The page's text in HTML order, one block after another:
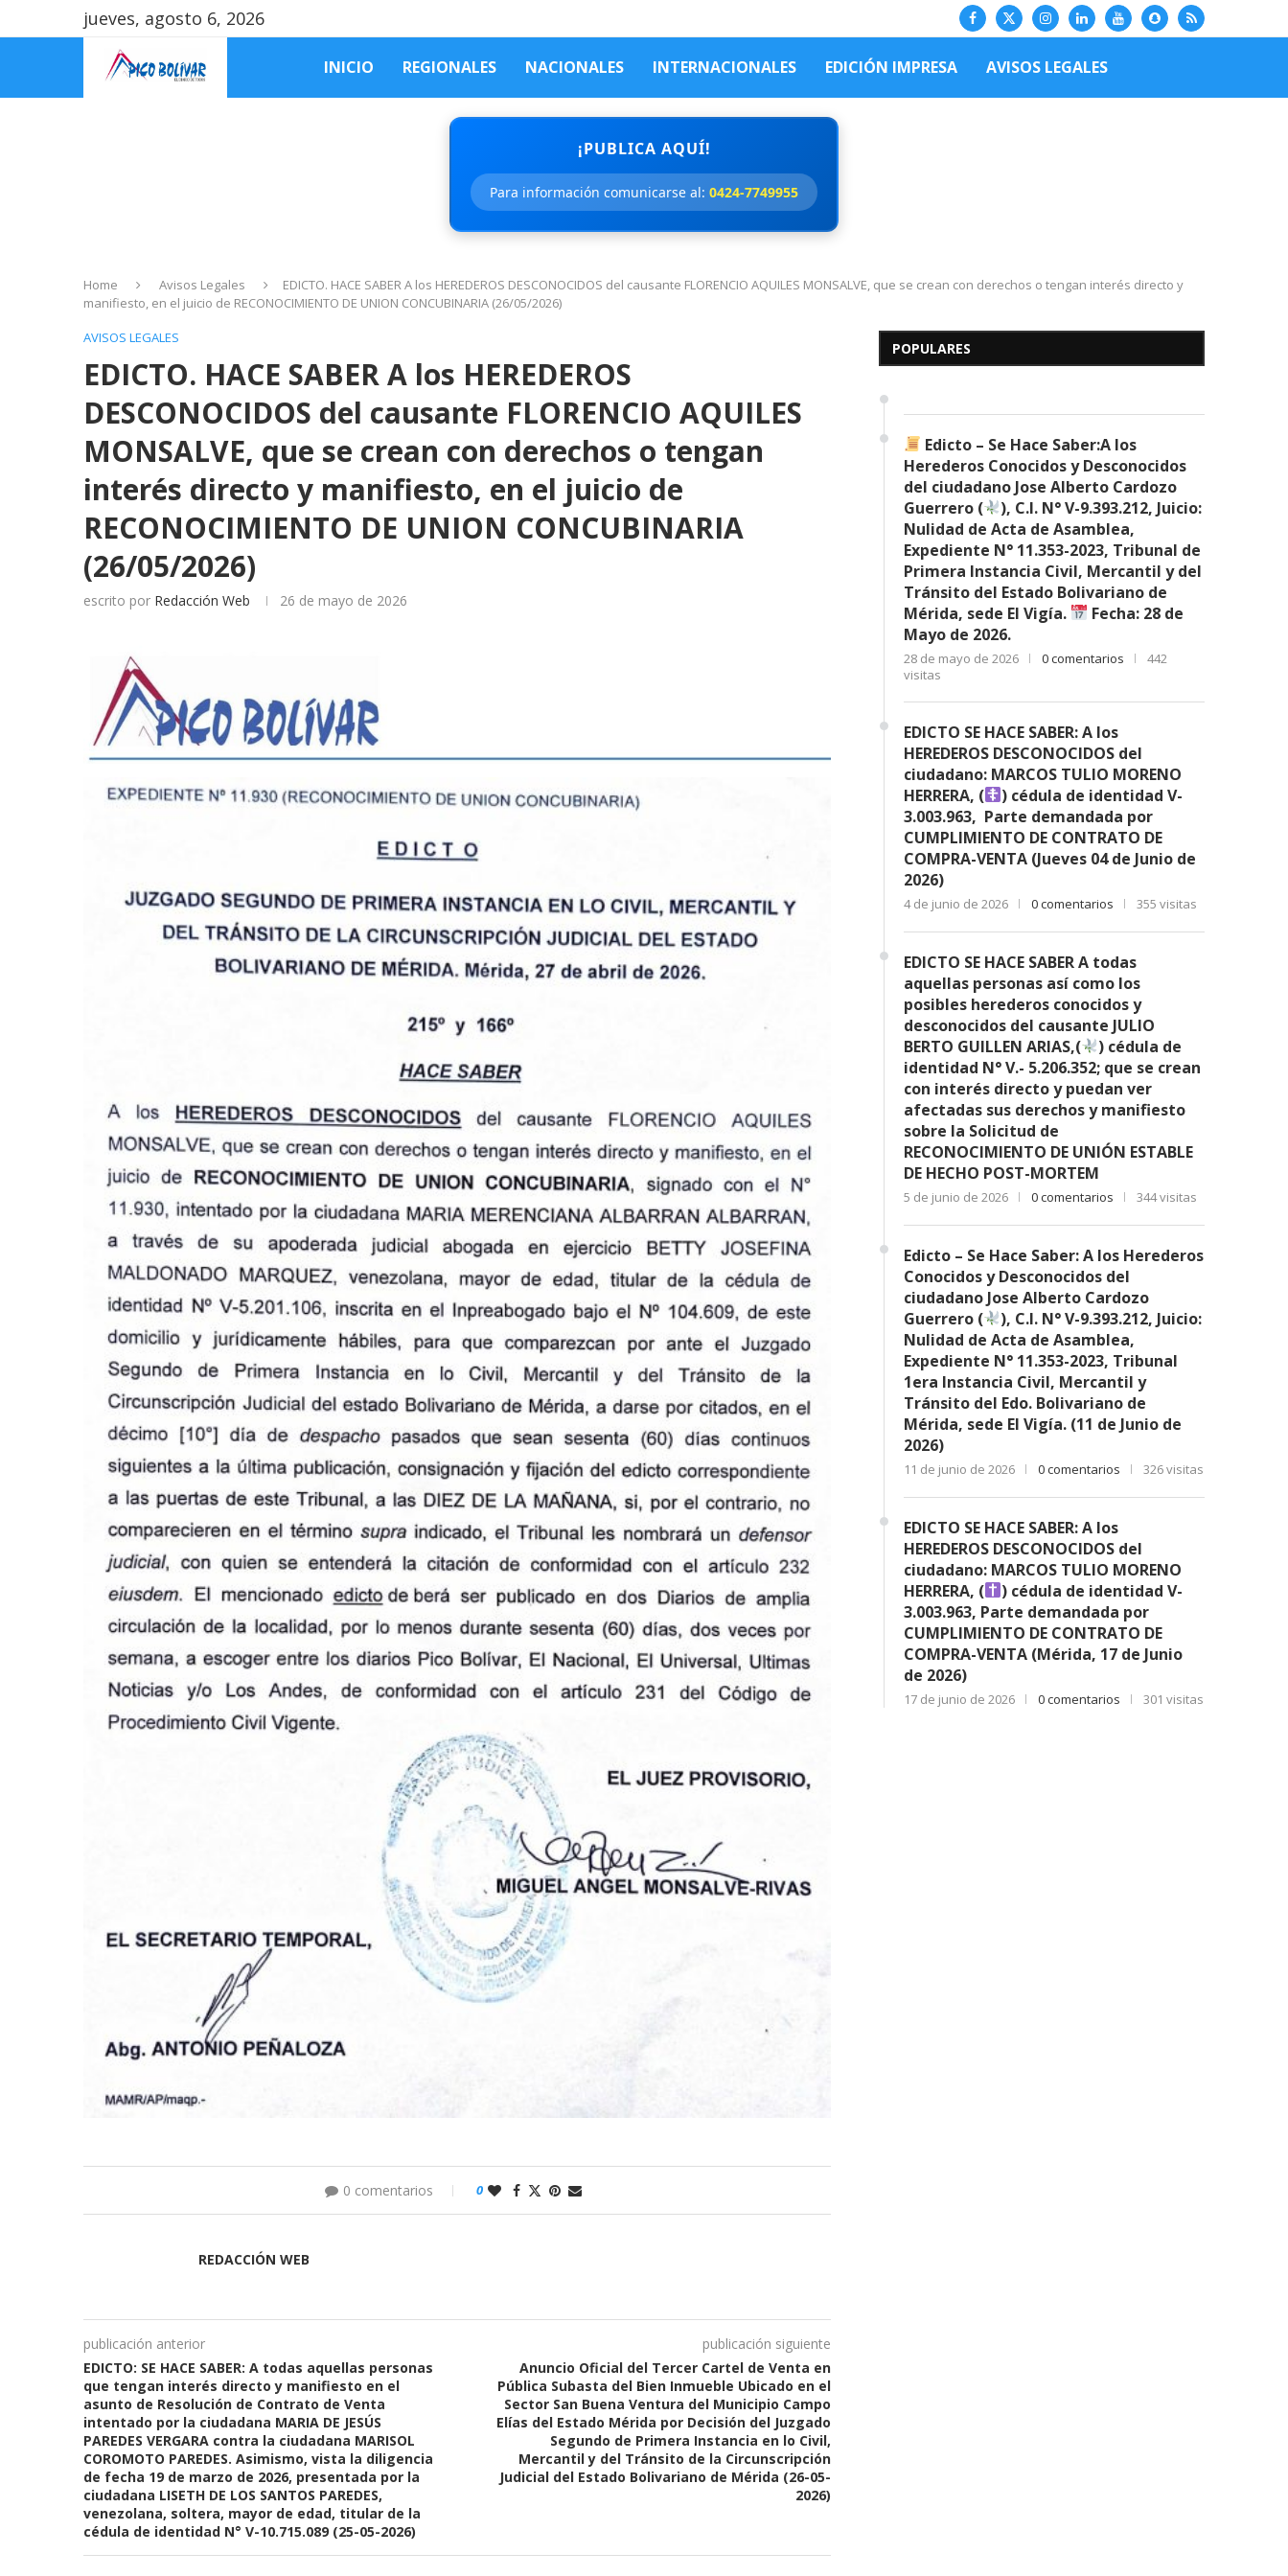
jueves, agosto 6, 2026
INICIO REGIONALES NACIONALES INTERNACIONALES EDICIÓN IMPRESA AVISOS LEGALES
¡PUBLICA AQUÍ!
Para información comunicarse al: 0424-7749955
Home Avisos Legales
EDICTO. HACE SABER A los HEREDEROS DESCONOCIDOS del causante FLORENCIO AQUILES MONSALVE, que se crean con derechos o tengan interés directo y
manifiesto, en el juicio de RECONOCIMIENTO DE UNION CONCUBINARIA (26/05/2026)
AVISOS LEGALES
EDICTO. HACE SABER A los HEREDEROS
DESCONOCIDOS del causante FLORENCIO AQUILES
MONSALVE, que se crean con derechos o tengan
interés directo y manifiesto, en el juicio de
RECONOCIMIENTO DE UNION CONCUBINARIA
(26/05/2026)
escrito por Redacción Web 26 de mayo de 2026
0 comentarios 0
REDACCIÓN WEB
publicación anterior
EDICTO: SE HACE SABER: A todas aquellas personas
que tengan interés directo y manifiesto en el
asunto de Resolución de Contrato de Venta
intentado por la ciudadana MARIA DE JESÚS
PAREDES VERGARA contra la ciudadana MARISOL
COROMOTO PAREDES. Asimismo, vista la diligencia
de fecha 19 de marzo de 2026, presentada por la
ciudadana LISETH DE LOS SANTOS PAREDES,
venezolana, soltera, mayor de edad, titular de la
cédula de identidad N° V-10.715.089 (25-05-2026)
publicación siguiente
Anuncio Oficial del Tercer Cartel de Venta en
Pública Subasta del Bien Inmueble Ubicado en el
Sector San Buena Ventura del Municipio Campo
Elías del Estado Mérida por Decisión del Juzgado
Segundo de Primera Instancia en lo Civil,
Mercantil y del Tránsito de la Circunscripción
Judicial del Estado Bolivariano de Mérida (26-05-
2026)
POPULARES
Edicto – Se Hace Saber: A
Desconocidos del...
7 de mayo de 2026
Edicto – Se Hace Saber:A los
Herederos Conocidos y Desconocidos
del ciudadano Jose Alberto Cardozo
Guerrero (
), C.I. N° V-9.393.212, Juicio:
Nulidad de Acta de Asamblea,
Expediente N° 11.353-2023, Tribunal de
Primera Instancia Civil, Mercantil y del
Tránsito del Estado Bolivariano de
Mérida, sede El Vigía.
Fecha: 28 de
Mayo de 2026.
28 de mayo de 2026 0 comentarios
442
visitas
EDICTO SE HACE SABER: A los
HEREDEROS DESCONOCIDOS del
ciudadano: MARCOS TULIO MORENO
HERRERA, (
) cédula de identidad V-
3.003.963, Parte demandada por
CUMPLIMIENTO DE CONTRATO DE
COMPRA-VENTA (Jueves 04 de Junio de
2026)
4 de junio de 2026 0 comentarios 355 visitas
EDICTO SE HACE SABER A todas
aquellas personas así como los
posibles herederos conocidos y
desconocidos del causante JULIO
BERTO GUILLEN ARIAS,(
) cédula de
identidad N° V.- 5.206.352; que se crean
con interés directo y puedan ver
afectadas sus derechos y manifiesto
sobre la Solicitud de
RECONOCIMIENTO DE UNIÓN ESTABLE
DE HECHO POST-MORTEM
5 de junio de 2026 0 comentarios 344 visitas
Edicto – Se Hace Saber: A los Herederos
Conocidos y Desconocidos del
ciudadano Jose Alberto Cardozo
Guerrero (
), C.I. N° V-9.393.212, Juicio:
Nulidad de Acta de Asamblea,
Expediente N° 11.353-2023, Tribunal
1era Instancia Civil, Mercantil y
Tránsito del Edo. Bolivariano de
Mérida, sede El Vigía. (11 de Junio de
2026)
11 de junio de 2026 0 comentarios 326 visitas
EDICTO SE HACE SABER: A los
HEREDEROS DESCONOCIDOS del
ciudadano: MARCOS TULIO MORENO
HERRERA, (
) cédula de identidad V-
3.003.963, Parte demandada por
CUMPLIMIENTO DE CONTRATO DE
COMPRA-VENTA (Mérida, 17 de Junio
de 2026)
17 de junio de 2026 0 comentarios 301 visitas